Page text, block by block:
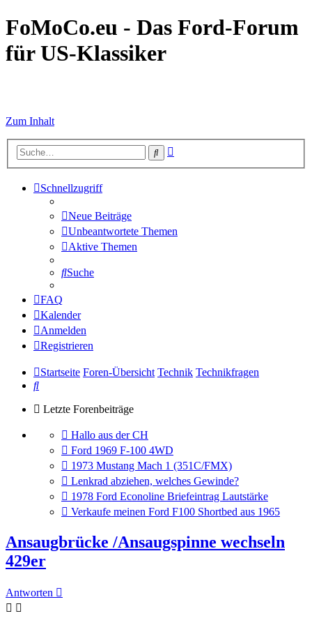
FoMoCo.eu - Das Ford-Forum
für US-Klassiker
Zum Inhalt
Suche
Schnellzugriff
Neue Beiträge
Unbeantwortete Themen
Aktive Themen
Suche
FAQ
Kalender
Anmelden
Registrieren
Startseite Foren-Übersicht Technik Technikfragen
Suche
Letzte Forenbeiträge
Gehe
zum
letzten
Beitrag
Hallo aus der CH
Gehe
zum
letzten
Beitrag
Ford 1969 F-100 4WD
Gehe
zum
letzten
Beitrag
1973 Mustang Mach 1 (351C/FMX)
Gehe
zum
letzten
Beitrag
Lenkrad abziehen, welches Gewinde?
Gehe
zum
letzten
1978 Ford Econoline Briefeintrag Lautstärke
Gehe
letzten
Beitrag
Verkaufe meinen Ford F100 Shortbed aus 1965
Ansaugbrücke /Ansaugspinne wechseln
429er
Antworten